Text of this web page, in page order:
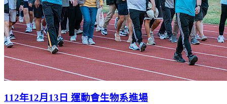
112年12月13日 運動會生物系進場